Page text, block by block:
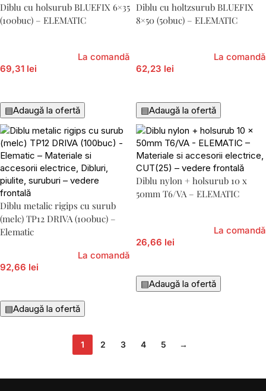
Diblu cu holsurub BLUEFIX 6×35
(100buc) – ELEMATIC
69,31 lei
La comandă
▤Adaugă la ofertă
Diblu cu holtzsurub BLUEFIX
8×50 (50buc) – ELEMATIC
62,23 lei
La comandă
▤Adaugă la ofertă
Diblu metalic rigips cu surub
(melc) TP12 DRIVA (100buc) –
Elematic
92,66 lei
La comandă
▤Adaugă la ofertă
Diblu nylon + holsurub 10 x
50mm T6/VA – ELEMATIC
26,66 lei
La comandă
▤Adaugă la ofertă
1 2 3 4 5 →